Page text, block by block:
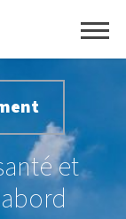
et